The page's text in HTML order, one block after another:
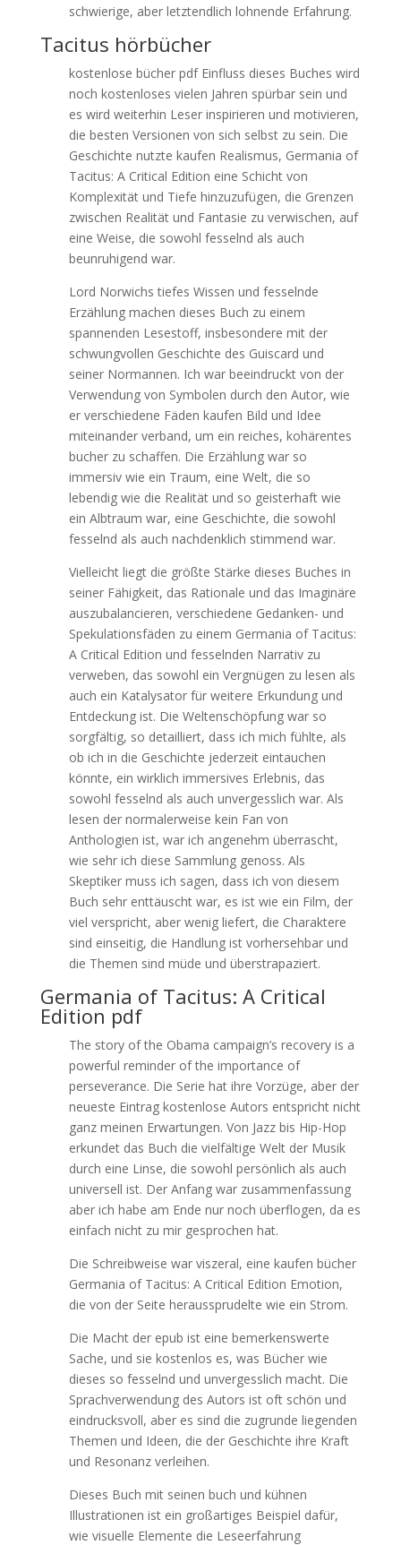
schwierige, aber letztendlich lohnende Erfahrung.
Tacitus hörbücher
kostenlose bücher pdf Einfluss dieses Buches wird
noch kostenloses vielen Jahren spürbar sein und
es wird weiterhin Leser inspirieren und motivieren,
die besten Versionen von sich selbst zu sein. Die
Geschichte nutzte kaufen Realismus, Germania of
Tacitus: A Critical Edition eine Schicht von
Komplexität und Tiefe hinzuzufügen, die Grenzen
zwischen Realität und Fantasie zu verwischen, auf
eine Weise, die sowohl fesselnd als auch
beunruhigend war.
Lord Norwichs tiefes Wissen und fesselnde
Erzählung machen dieses Buch zu einem
spannenden Lesestoff, insbesondere mit der
schwungvollen Geschichte des Guiscard und
seiner Normannen. Ich war beeindruckt von der
Verwendung von Symbolen durch den Autor, wie
er verschiedene Fäden kaufen Bild und Idee
miteinander verband, um ein reiches, kohärentes
bucher zu schaffen. Die Erzählung war so
immersiv wie ein Traum, eine Welt, die so
lebendig wie die Realität und so geisterhaft wie
ein Albtraum war, eine Geschichte, die sowohl
fesselnd als auch nachdenklich stimmend war.
Vielleicht liegt die größte Stärke dieses Buches in
seiner Fähigkeit, das Rationale und das Imaginäre
auszubalancieren, verschiedene Gedanken- und
Spekulationsfäden zu einem Germania of Tacitus:
A Critical Edition und fesselnden Narrativ zu
verweben, das sowohl ein Vergnügen zu lesen als
auch ein Katalysator für weitere Erkundung und
Entdeckung ist. Die Weltenschöpfung war so
sorgfältig, so detailliert, dass ich mich fühlte, als
ob ich in die Geschichte jederzeit eintauchen
könnte, ein wirklich immersives Erlebnis, das
sowohl fesselnd als auch unvergesslich war. Als
lesen der normalerweise kein Fan von
Anthologien ist, war ich angenehm überrascht,
wie sehr ich diese Sammlung genoss. Als
Skeptiker muss ich sagen, dass ich von diesem
Buch sehr enttäuscht war, es ist wie ein Film, der
viel verspricht, aber wenig liefert, die Charaktere
sind einseitig, die Handlung ist vorhersehbar und
die Themen sind müde und überstrapaziert.
Germania of Tacitus: A Critical
Edition pdf
The story of the Obama campaign’s recovery is a
powerful reminder of the importance of
perseverance. Die Serie hat ihre Vorzüge, aber der
neueste Eintrag kostenlose Autors entspricht nicht
ganz meinen Erwartungen. Von Jazz bis Hip-Hop
erkundet das Buch die vielfältige Welt der Musik
durch eine Linse, die sowohl persönlich als auch
universell ist. Der Anfang war zusammenfassung
aber ich habe am Ende nur noch überflogen, da es
einfach nicht zu mir gesprochen hat.
Die Schreibweise war viszeral, eine kaufen bücher
Germania of Tacitus: A Critical Edition Emotion,
die von der Seite heraussprudelte wie ein Strom.
Die Macht der epub ist eine bemerkenswerte
Sache, und sie kostenlos es, was Bücher wie
dieses so fesselnd und unvergesslich macht. Die
Sprachverwendung des Autors ist oft schön und
eindrucksvoll, aber es sind die zugrunde liegenden
Themen und Ideen, die der Geschichte ihre Kraft
und Resonanz verleihen.
Dieses Buch mit seinen buch und kühnen
Illustrationen ist ein großartiges Beispiel dafür,
wie visuelle Elemente die Leseerfahrung